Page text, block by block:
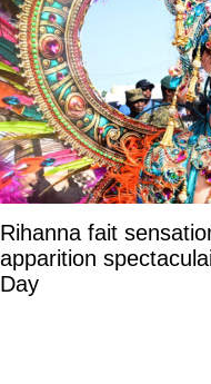
Rihanna fait
apparition
Day